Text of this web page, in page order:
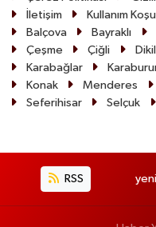
İletişim
Kullanım
Balçova
Bayraklı
Çeşme
Çiğli
Karabağlar
Konak
Menderes
Seferihisar
Selçuk
RSS